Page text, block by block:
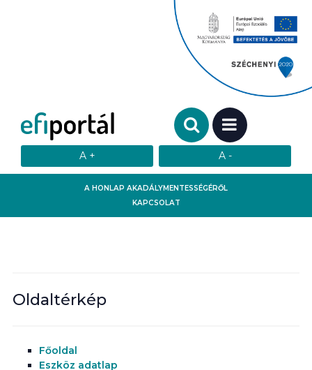
A HONLAP AKADÁLYMENTESSÉGÉRŐL
KAPCSOLAT
Keresendő szó:
MENÜ
Oldaltérkép
Főoldal
Eszköz adatlap